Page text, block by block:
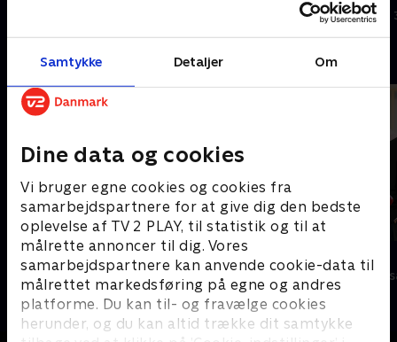
Samtykke Detaljer Om
Dine data og cookies
Vi bruger egne cookies og cookies fra
samarbejdspartnere for at give dig den bedste
oplevelse af TV 2 PLAY, til statistik og til at
målrette annoncer til dig. Vores
samarbejdspartnere kan anvende cookie-data til
målrettet markedsføring på egne og andres
platforme. Du kan til- og fravælge cookies
herunder, og du kan altid trække dit samtykke
ham tættere på den gådefulde
3. juni 2026 • 46 min
Andre så også
Klovn
Komedie • 11 sæsoner
Stormester
TV-Shows • 10